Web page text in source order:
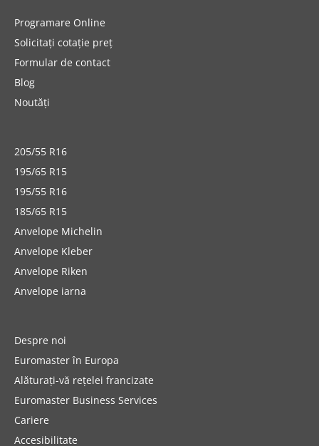
Programare Online
Solicitați cotație preț
Formular de contact
Blog
Noutăți
205/55 R16
195/65 R15
195/55 R16
185/65 R15
Anvelope Michelin
Anvelope Kleber
Anvelope Riken
Anvelope iarna
Despre noi
Euromaster în Europa
Alăturați-vă rețelei francizate
Euromaster Business Services
Cariere
Accesibilitate